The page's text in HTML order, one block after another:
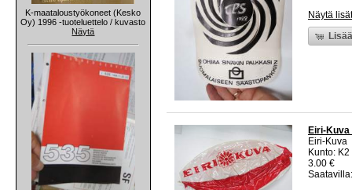
K-maataloustyökoneet (Kesko
Oy) 1996 -tuoteluettelo / kuvasto
Näytä
Näytä
Eiri-
Eiri-Kuva
Kunto:
3.00 €